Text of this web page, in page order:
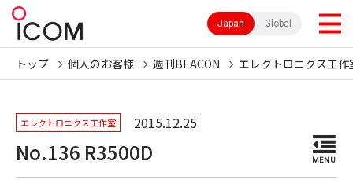
Japan Global
トップ 個人のお客様 週刊BEACON エレクトロニクス工作
エレクトロニクス工作室 2015.12.25
No.136 R3500D MENU